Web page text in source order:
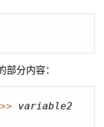
分内容：
>>
variable2